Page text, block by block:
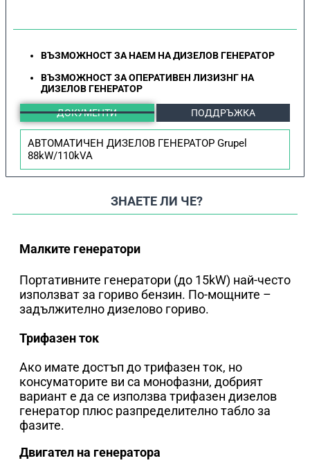
ВЪЗМОЖНОСТ ЗА НАЕМ НА ДИЗЕЛОВ ГЕНЕРАТОР
ВЪЗМОЖНОСТ ЗА ОПЕРАТИВЕН ЛИЗИЗНГ НА
ДИЗЕЛОВ ГЕНЕРАТОР
ДОКУМЕНТИ ПОДДРЪЖКА
АВТОМАТИЧЕН ДИЗЕЛОВ ГЕНЕРАТОР Grupel
88kW/110kVA
ЗНАЕТЕ ЛИ ЧЕ?
Малките генератори
Портативните генератори (до 15kW) най-често
използват за гориво бензин. По-мощните –
задължително дизелово гориво.
Трифазен ток
Ако имате достъп до трифазен ток, но
консуматорите ви са монофазни, добрият
вариант е да се използва трифазен дизелов
генератор плюс разпределително табло за
фазите.
Двигател на генератора